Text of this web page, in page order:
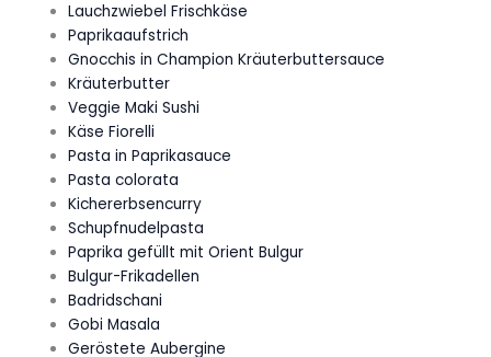
Lauchzwiebel Frischkäse
Paprikaaufstrich
Gnocchis in Champion Kräuterbuttersauce
Kräuterbutter
Veggie Maki Sushi
Käse Fiorelli
Pasta in Paprikasauce
Pasta colorata
Kichererbsencurry
Schupfnudelpasta
Paprika gefüllt mit Orient Bulgur
Bulgur-Frikadellen
Badridschani
Gobi Masala
Geröstete Aubergine